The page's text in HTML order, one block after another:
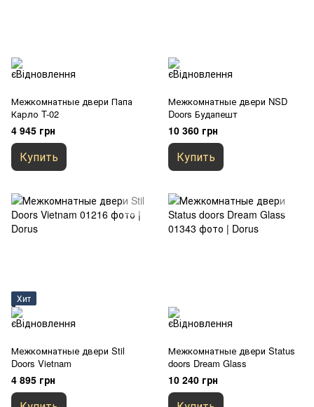
Межкомнатные двери Папа
Карло T-02
4 945 грн
Купить
Межкомнатные двери NSD
Doors Будапешт
10 360 грн
Купить
Хит
Межкомнатные двери Stil
Doors Vietnam
4 895 грн
Межкомнатные двери Status
doors Dream Glass
10 240 грн